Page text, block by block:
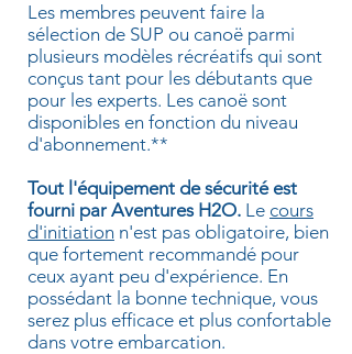
Les membres peuvent faire la
sélection de SUP ou canoë parmi
plusieurs modèles récréatifs qui sont
conçus tant pour les débutants que
pour les experts. Les canoë sont
disponibles en fonction du niveau
d'abonnement.**
Tout l'équipement de sécurité est
fourni par Aventures H2O. Le cours
d'initiation n'est pas obligatoire, bien
que fortement recommandé pour
ceux ayant peu d'expérience. En
possédant la bonne technique, vous
serez plus efficace et plus confortable
dans votre embarcation.